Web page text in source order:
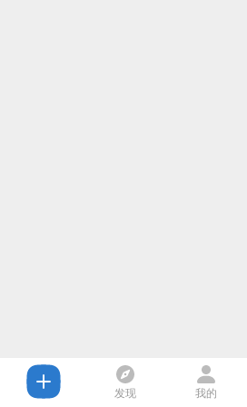
发现 我的